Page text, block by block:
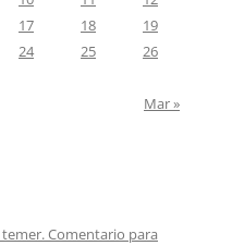
17 18
19
24 25
26
Mar »
Comentario para